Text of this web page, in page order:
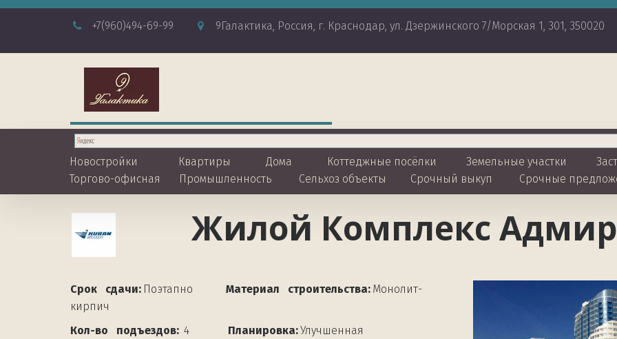
+7(960)494-69-99 9Галактика, Россия, г. Краснодар, ул. Дзержинского 7/Морская 1, 301, 350020
Новостройки Квартиры Дома Коттеджные посёлки Земельные участки
Торгово-офисная
Промышленность Сельхоз объекты Срочный выкуп Срочные
Жилой Комплекс
Срок   сдачи: Поэтапно Материал   строительства: Монолит-
кирпич
Кол-во   подъездов: 4 Планировка: Улучшенная